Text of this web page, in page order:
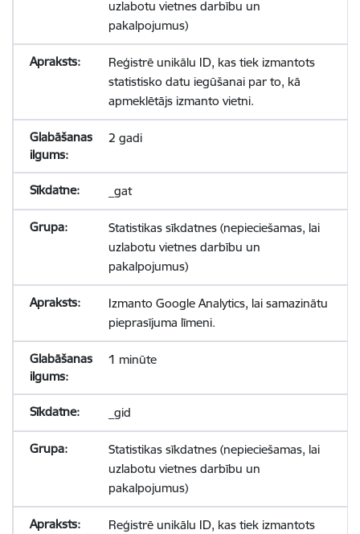
uzlabotu vietnes darbību un
pakalpojumus)
Reģistrē unikālu ID, kas tiek izmantots
statistisko datu iegūšanai par to, kā
apmeklētājs izmanto vietni.
2 gadi
_gat
Statistikas sīkdatnes (nepieciešamas, lai
uzlabotu vietnes darbību un
pakalpojumus)
Izmanto Google Analytics, lai samazinātu
pieprasījuma līmeni.
1 minūte
_gid
Statistikas sīkdatnes (nepieciešamas, lai
uzlabotu vietnes darbību un
pakalpojumus)
Reģistrē unikālu ID, kas tiek izmantots